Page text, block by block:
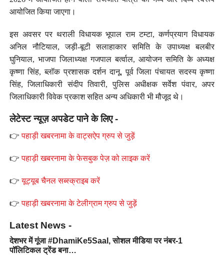
आयोजित किया जाएगा।
इस अवसर पर थराली विधायक भूपाल राम टम्टा, कर्णप्रयाग विधायक
अनिल नौटियाल, जड़ी-बूटी सलाहाकार समिति के उपाध्यक्ष बलबीर
घुनियाल, भाजपा जिलाध्यक्ष गजपाल बर्त्वाल, आयोजन समिति के अध्यक्ष
कृष्णा सिंह, ब्लॉक प्रशासक दर्शन दानू, पूर्व जिला पंचायत सदस्य कृष्णा
सिंह, जिलाधिकारी संदीप तिवारी, पुलिस अधीक्षक सर्वेश पंवार, अपर
जिलाधिकारी विवेक प्रकाश सहित अन्य अधिकारी भी मौजूद थे।
लेटेस्ट न्यूज़ अपडेट पाने के लिए -
👉पहाड़ी खबरनामा के वाट्सऐप ग्रुप से जुड़ें
👉पहाड़ी खबरनामा के फेसबुक पेज़ को लाइक करें
👉यूट्यूब चैनल सब्स्क्राइब करें
👉पहाड़ी खबरनामा के टेलीग्राम ग्रुप से जुड़ें
Latest News -
देशभर में गूंजा #DhamiKe5Saal, सोशल मीडिया पर नंबर-1
पॉलिटिकल ट्रेंड बना…